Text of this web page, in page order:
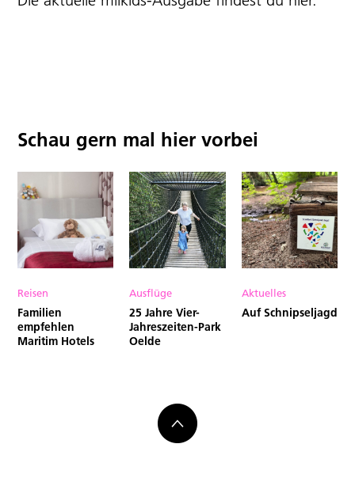
Schau gern mal hier vorbei
Reisen
Familien
empfehlen
Maritim Hotels
Ausflüge
25 Jahre Vier-
Jahreszeiten-Park
Oelde
Aktuelles
Auf Schnipseljagd